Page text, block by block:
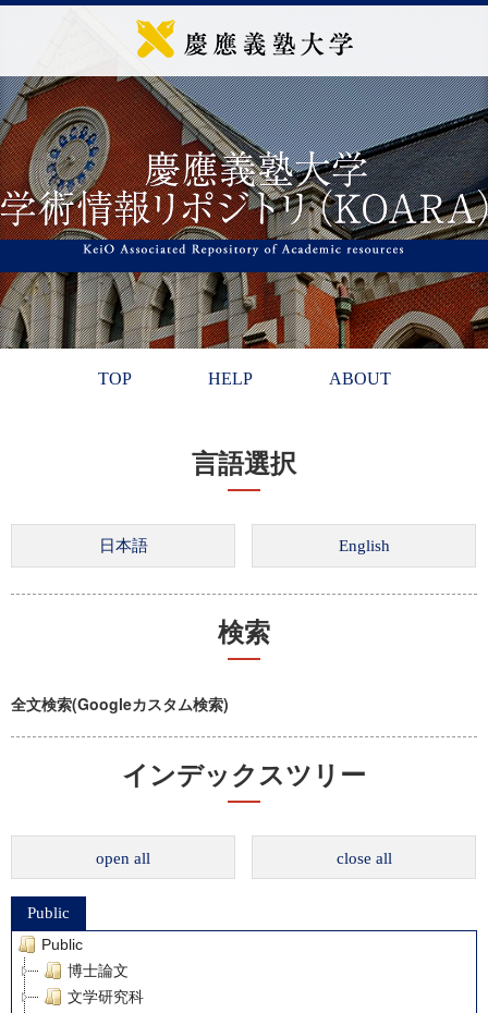
TOP HELP ABOUT
言語選択
検索
全文検索(Googleカスタム検索)
インデックスツリー
open all close all
Public
Public
博士論文
文学研究科